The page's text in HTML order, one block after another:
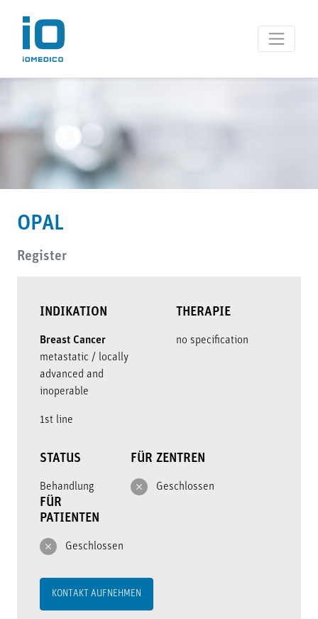
iOMEDICO Studienprojekt
OPAL
Register
INDIKATION
Breast Cancer
metastatic / locally
advanced and
inoperable
1st line
THERAPIE
no specification
STATUS
Behandlung
FÜR ZENTREN
Geschlossen
FÜR
PATIENTEN
Geschlossen
KONTAKT AUFNEHMEN